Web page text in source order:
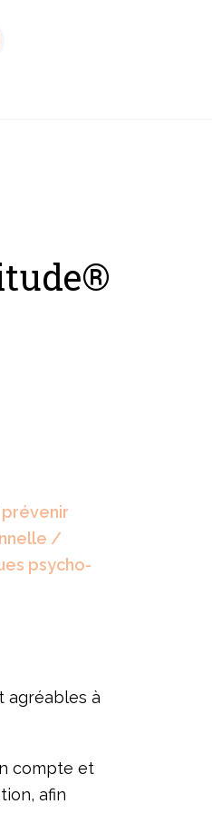
/
psycho-
agréables à
compte et
afin